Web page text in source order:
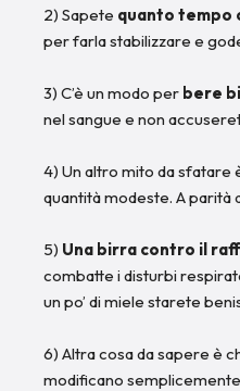
2) Sapete quanto tempo
per farla stabilizzare e
3) C’è un modo per bere
nel sangue e non
4) Un altro mito da sfatare
quantità modeste. A parità
5) Una birra contro il
combatte i disturbi
un po’ di miele starete
6) Altra cosa da sapere è
modificano